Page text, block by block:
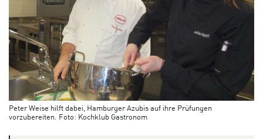
Peter Weise hilft dabei, Hamburger Azubis auf ihre Prüfungen
vorzubereiten. Foto: Kochklub Gastronom